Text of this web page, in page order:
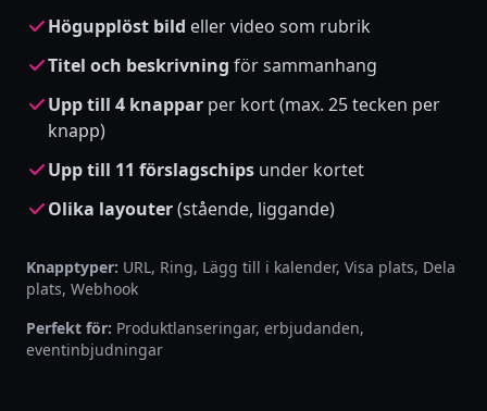
Högupplöst bild eller video som rubrik
Titel och beskrivning för sammanhang
Upp till 4 knappar per kort (max. 25 tecken per
knapp)
Upp till 11 förslagschips under kortet
Olika layouter(stående, liggande)
Knapptyper: URL, Ring, Lägg till i kalender, Visa plats, Dela
plats, Webhook
Perfekt för: Produktlanseringar, erbjudanden,
eventinbjudningar